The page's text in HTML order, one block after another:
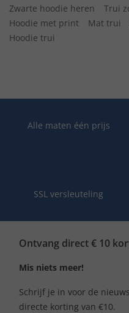
Zwarte hoodie heren
Trui
Hoodie met print
Mat trui
Hoodie trui
Alle maten één prijs
SSL versleuteling
Ontvang direct € 10
Mis niets meer!
Schrijf je in voor de
directe korting van €10.